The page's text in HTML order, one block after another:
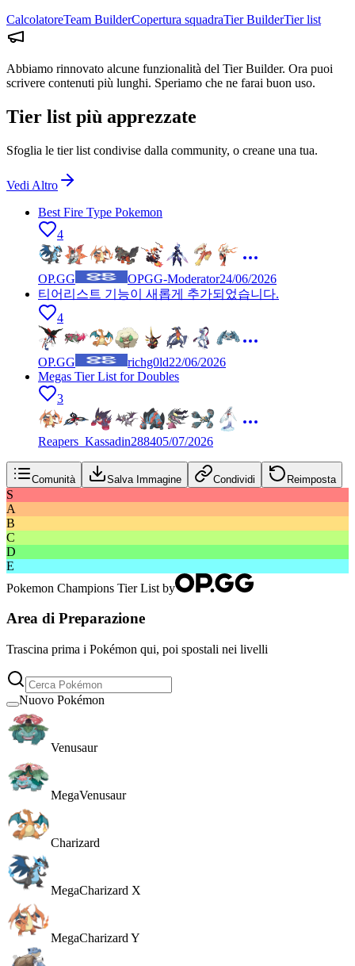
CalcolatoreTeam BuilderCopertura squadraTier BuilderTier list
Abbiamo rinnovato alcune funzionalità del Tier Builder. Ora puoi
scrivere contenuti più lunghi. Speriamo che ne farai buon uso.
Tier list più apprezzate
Sfoglia le tier list condivise dalla community, o creane una tua.
Vedi Altro
Best Fire Type Pokemon
4
OP.GG OPGG-Moderator24/06/2026
티어리스트 기능이 새롭게 추가되었습니다.
4
OP.GG richg0ld22/06/2026
Megas Tier List for Doubles
3
Reapers_Kassadin288405/07/2026
Comunità Salva Immagine Condividi Reimposta
S
A
B
C
D
E
Pokemon Champions Tier List by
Area di Preparazione
Trascina prima i Pokémon qui, poi spostali nei livelli
Nuovo Pokémon
Venusaur
MegaVenusaur
Charizard
MegaCharizard X
MegaCharizard Y